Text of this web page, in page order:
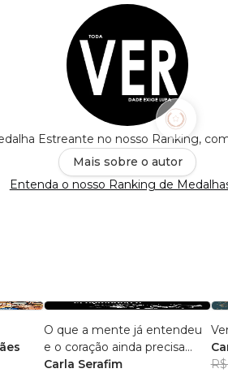
Estreante no nosso Ranking,
Mais sobre o autor
Entenda o nosso Ranking de
O que a mente já entendeu
e o coração ainda precisa
aceitar
Carla Serafim
R$